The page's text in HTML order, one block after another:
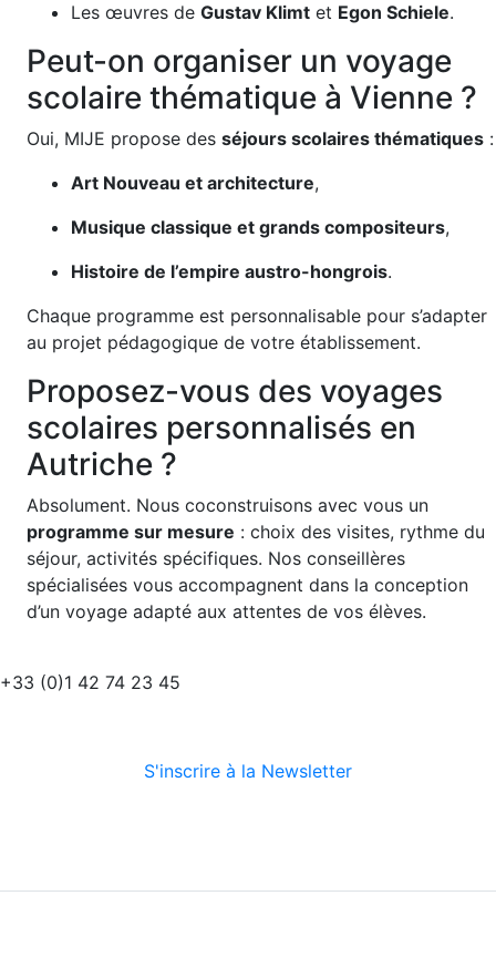
Les œuvres de Gustav Klimt et Egon Schiele.
Peut-on organiser un voyage
scolaire thématique à Vienne ?
Oui, MIJE propose des séjours scolaires thématiques :
Art Nouveau et architecture,
Musique classique et grands compositeurs,
Histoire de l’empire austro-hongrois.
Chaque programme est personnalisable pour s’adapter
au projet pédagogique de votre établissement.
Proposez-vous des voyages
scolaires personnalisés en
Autriche ?
Absolument. Nous coconstruisons avec vous un
programme sur mesure : choix des visites, rythme du
séjour, activités spécifiques. Nos conseillères
spécialisées vous accompagnent dans la conception
d’un voyage adapté aux attentes de vos élèves.
+33 (0)1 42 74 23 45
S'inscrire à la Newsletter